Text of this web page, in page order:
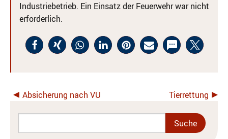
Industriebetrieb. Ein Einsatz der Feuerwehr war nicht
erforderlich.
Absicherung nach VU Tierrettung